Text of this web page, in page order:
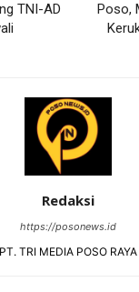
TNI-AD
Poso,
Redaksi
https://posonews.id
PT. TRI MEDIA POSO RAYA